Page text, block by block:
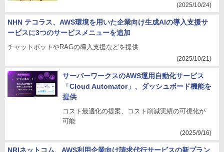
(2025/10/24)
NHN テコラス、AWS環境を用いた企業向け生成AIの導入支援サ
ービスに3つのサービスメニューを追加
チャットボットやRAGの導入支援などを提供
(2025/10/21)
サーバーワークスのAWS運用自動化サービス
「Cloud Automator」、ダッシュボード機能を
提供
コスト最適化の提案、コスト削減実績の可視化が
可能
(2025/9/16)
NRIネットコム、AWS利用企業向け請求代行サービスの新プラン